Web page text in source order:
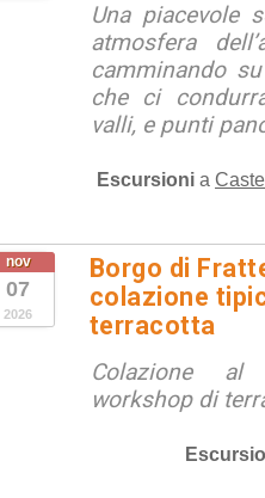
Una piacevole
atmosfera
camminando
che ci
valli, e punti
Escursioni a
nov
07
2026
Borgo di
colazione
terracotta
Colazione al
workshop di